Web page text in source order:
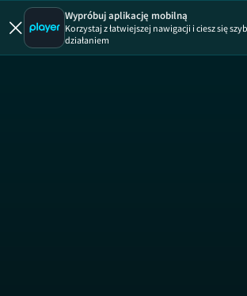
Wypróbuj aplikację mobilną
Korzystaj z łatwiejszej nawigacji i ciesz się
działaniem